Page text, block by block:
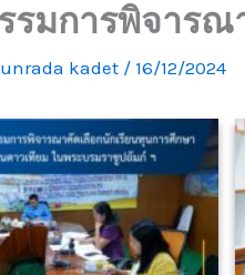
มการพิจารณ
kadet / 16/12/2024